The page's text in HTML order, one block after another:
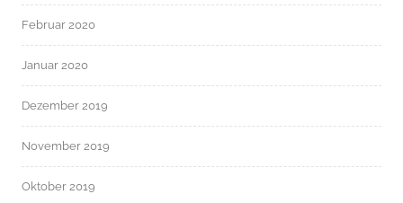
Februar 2020
Januar 2020
Dezember 2019
November 2019
Oktober 2019